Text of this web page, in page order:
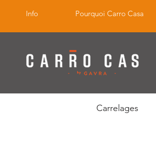
Info Pourquoi Carro Casa
Carrelages